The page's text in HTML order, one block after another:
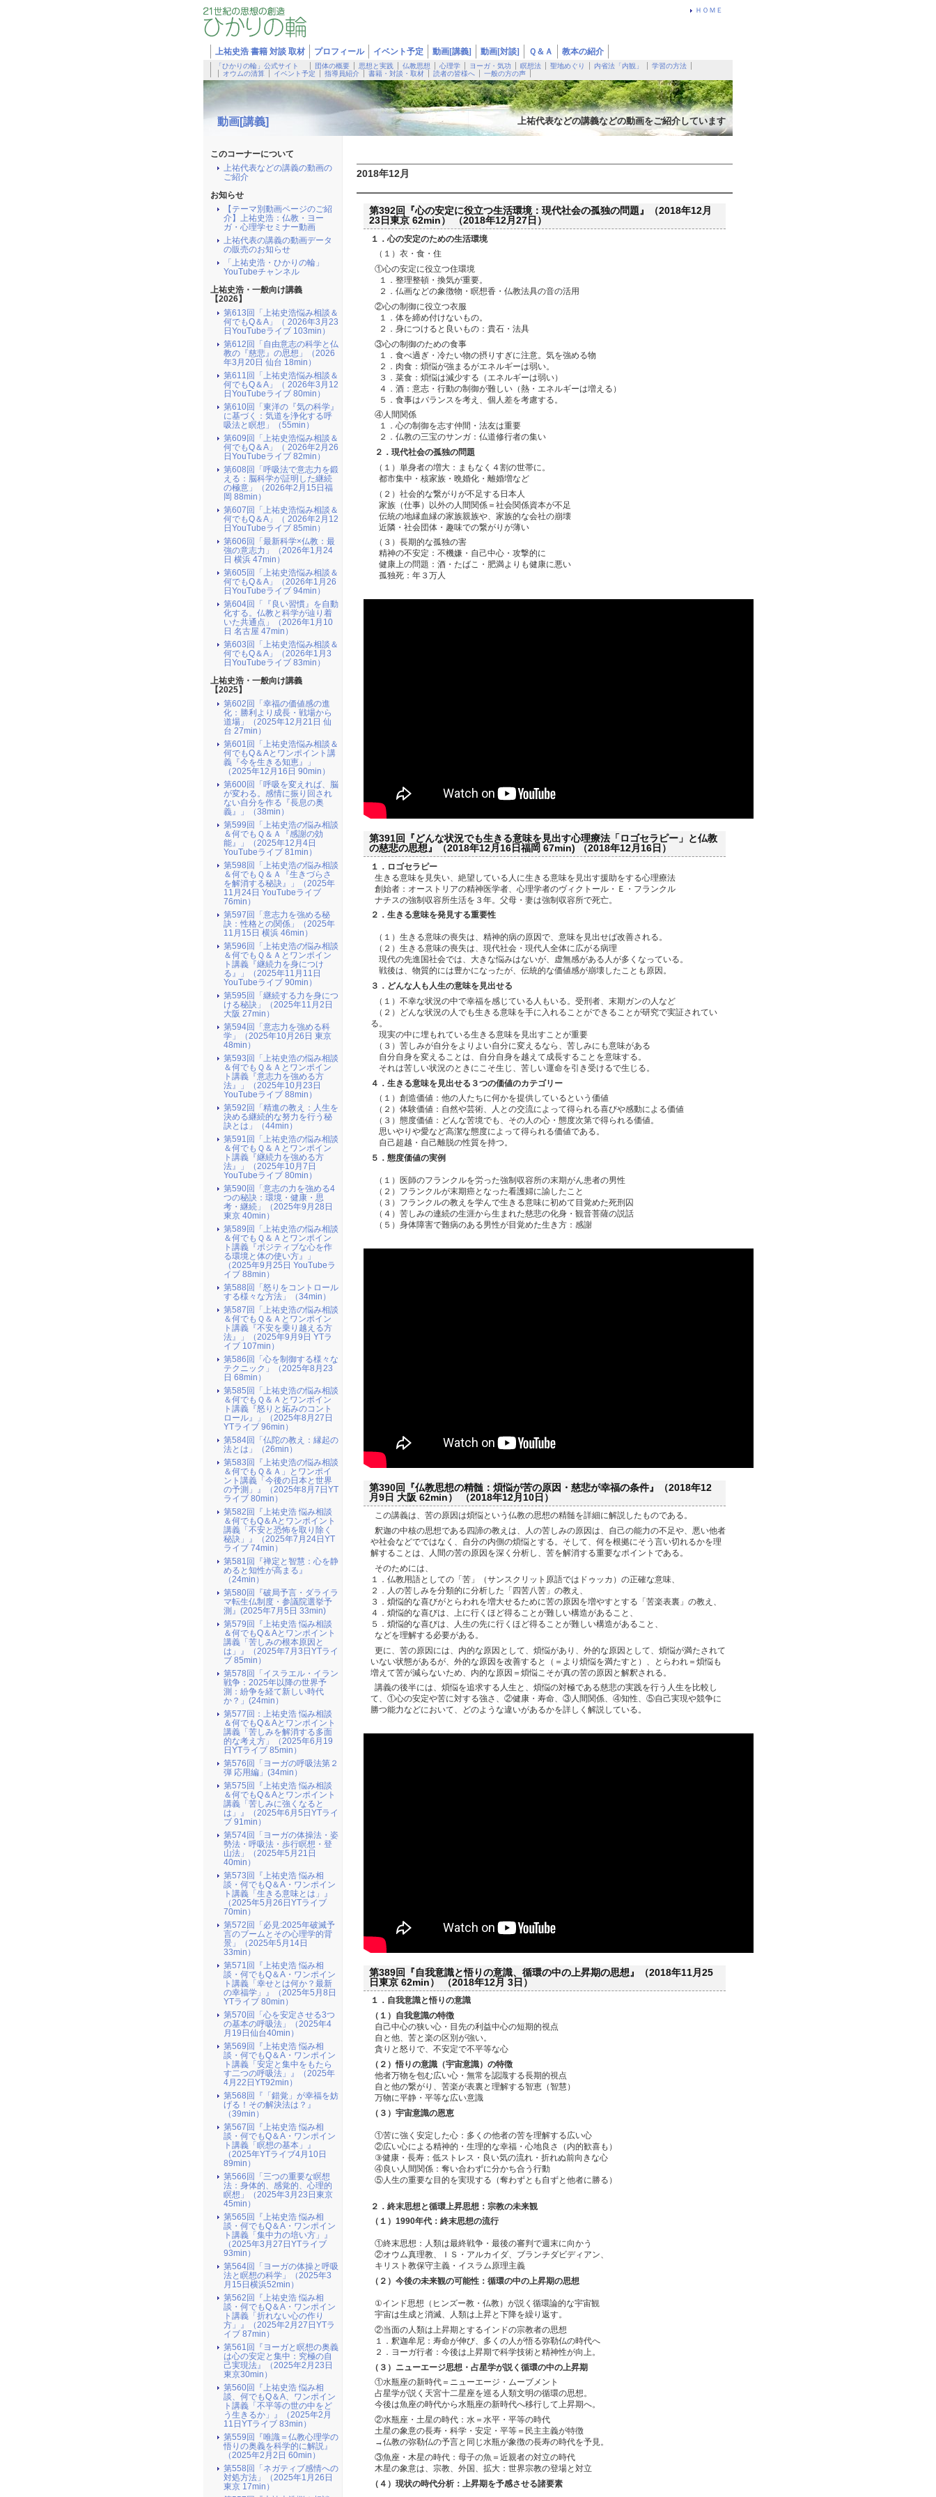
ＨＯＭＥ
上祐史浩 書籍 対談 取材 プロフィール イベント予定 動画[講義] 動画[対談] Ｑ＆Ａ 教本の紹介
「ひかりの輪」公式サイト 団体の概要 思想と実践 仏教思想 心理学 ヨーガ・気功 瞑想法 聖地めぐり 内省法「内観」
学習の方法
オウムの清算
イベント予定 指導員紹介 書籍・対談・取材 読者の皆様へ 一般の方の声
動画[講義] 上祐代表などの講義などの動画をご紹介しています
2018年12月
第392回『心の安定に役立つ生活環境：現代社会の孤独の問題』（2018年12月
23日東京 62min） （2018年12月27日）
１．心の安定のための生活環境
（１）衣・食・住
①心の安定に役立つ住環境
１．整理整頓・換気が重要。
２．仏画などの象徴物・瞑想香・仏教法具の音の活用
②心の制御に役立つ衣服
１．体を締め付けないもの。
２．身につけると良いもの：貴石・法具
③心の制御のための食事
１．食べ過ぎ・冷たい物の摂りすぎに注意。気を強める物
２．肉食：煩悩が強まるがエネルギーは弱い。
３．菜食：煩悩は減少する（エネルギーは弱い）
４．酒：意志・行動の制御が難しい（熱・エネルギーは増える）
５．食事はバランスを考え、個人差を考慮する。
④人間関係
１．心の制御を志す仲間・法友は重要
２．仏教の三宝のサンガ：仏道修行者の集い
２．現代社会の孤独の問題
（１）単身者の増大：まもなく４割の世帯に。
都市集中・核家族・晩婚化・離婚増など
（２）社会的な繋がりが不足する日本人
家族（仕事）以外の人間関係＝社会関係資本が不足
伝統の地縁血縁の家族親族や、家族的な会社の崩壊
近隣・社会団体・趣味での繋がりが薄い
（３）長期的な孤独の害
精神の不安定：不機嫌・自己中心・攻撃的に
健康上の問題：酒・たばこ・肥満よりも健康に悪い
孤独死：年３万人
第391回『どんな状況でも生きる意味を見出す心理療法「ロゴセラピー」と仏教
の慈悲の思想』（2018年12月16日福岡 67min) （2018年12月16日）
１．ロゴセラピー
生きる意味を見失い、絶望している人に生きる意味を見出す援助をする心理療法
創始者：オーストリアの精神医学者、心理学者のヴィクトール・Ｅ・フランクル
ナチスの強制収容所生活を３年。父母・妻は強制収容所で死亡。
２．生きる意味を発見する重要性
（１）生きる意味の喪失は、精神的病の原因で、意味を見出せば改善される。
（２）生きる意味の喪失は、現代社会・現代人全体に広がる病理
現代の先進国社会では、大きな悩みはないが、虚無感がある人が多くなっている。
戦後は、物質的には豊かになったが、伝統的な価値感が崩壊したことも原因。
３．どんな人も人生の意味を見出せる
（１）不幸な状況の中で幸福を感じている人もいる。受刑者、末期ガンの人など
（２）どんな状況の人でも生きる意味を手に入れることができることが研究で実証されてい
る。
現実の中に埋もれている生きる意味を見出すことが重要
（３）苦しみが自分をよりよい自分に変えるなら、苦しみにも意味がある
自分自身を変えることは、自分自身を越えて成長することを意味する。
それは苦しい状況のときにこそ生じ、苦しい運命を引き受けるで生じる。
４．生きる意味を見出せる３つの価値のカテゴリー
（１）創造価値：他の人たちに何かを提供しているという価値
（２）体験価値：自然や芸術、人との交流によって得られる喜びや感動による価値
（３）態度価値：どんな苦境でも、その人の心・態度次第で得られる価値。
思いやりや愛など高潔な態度によって得られる価値である。
自己超越・自己離脱の性質を持つ。
５．態度価値の実例
（１）医師のフランクルを労った強制収容所の末期がん患者の男性
（２）フランクルが末期癌となった看護婦に諭したこと
（３）フランクルの教えを学んで生きる意味に初めて目覚めた死刑囚
（４）苦しみの連続の生涯から生まれた慈悲の化身・観音菩薩の説話
（５）身体障害で難病のある男性が目覚めた生き方：感謝
第390回『仏教思想の精髄：煩悩が苦の原因・慈悲が幸福の条件』（2018年12
月9日 大阪 62min） （2018年12月10日）
この講義は、苦の原因は煩悩という仏教の思想の精髄を詳細に解説したものである。
釈迦の中核の思想である四諦の教えは、人の苦しみの原因は、自己の能力の不足や、悪い他者
や社会などでではなく、自分の内側の煩悩とする。そして、何を根拠にそう言い切れるかを理
解することは、人間の苦の原因を深く分析し、苦を解消する重要なポイントである。
そのためには、
１．仏教用語としての「苦」（サンスクリット原語ではドゥッカ）の正確な意味、
２．人の苦しみを分類的に分析した「四苦八苦」の教え、
３．煩悩的な喜びがとらわれを増大せるために苦の原因を増やすとする「苦楽表裏」の教え、
４．煩悩的な喜びは、上に行くほど得ることが難しい構造があること、
５．煩悩的な喜びは、人生の先に行くほど得ることが難しい構造があること、
などを理解する必要がある。
更に、苦の原因には、内的な原因として、煩悩があり、外的な原因として、煩悩が満たされて
いない状態があるが、外的な原因を改善すると（＝より煩悩を満たすと）、とらわれ＝煩悩も
増えて苦が減らないため、内的な原因＝煩悩こそが真の苦の原因と解釈される。
講義の後半には、煩悩を追求する人生と、煩悩の対極である慈悲の実践を行う人生を比較し
て、①心の安定や苦に対する強さ、②健康・寿命、③人間関係、④知性、⑤自己実現や競争に
勝つ能力などにおいて、どのような違いがあるかを詳しく解説している。
第389回『自我意識と悟りの意識、循環の中の上昇期の思想』（2018年11月25
日東京 62min） （2018年12月 3日）
１．自我意識と悟りの意識
（１）自我意識の特徴
自己中心の狭い心・目先の利益中心の短期的視点
自と他、苦と楽の区別が強い。
貪りと怒りで、不安定で不平等な心
（２）悟りの意識（宇宙意識）の特徴
他者万物を包む広い心・無常を認識する長期的視点
自と他の繋がり、苦楽が表裏と理解する智恵（智慧）
万物に平静・平等な広い意識
（３）宇宙意識の恩恵
①苦に強く安定した心：多くの他者の苦を理解する広い心
②広い心による精神的・生理的な幸福・心地良さ（内的歓喜も）
③健康・長寿：低ストレス・良い気の流れ・折れぬ前向きな心
④良い人間関係：奪い合わずに分かち合う行動
⑤人生の重要な目的を実現する（奪わずとも自ずと他者に勝る）
２．終末思想と循環上昇思想：宗教の未来観
（１）1990年代：終末思想の流行
①終末思想：人類は最終戦争・最後の審判で週末に向かう
②オウム真理教、ＩＳ・アルカイダ、ブランチダビディアン、
キリスト教保守主義・イスラム原理主義
（２）今後の未来観の可能性：循環の中の上昇期の思想
①インド思想（ヒンズー教・仏教）が説く循環論的な宇宙観
宇宙は生成と消滅、人類は上昇と下降を繰り返す。
②当面の人類は上昇期とするインドの宗教者の思想
１．釈迦牟尼：寿命が伸び、多くの人が悟る弥勒仏の時代へ
２．ヨーガ行者：今後は上昇期で科学技術と精神性が向上。
（３）ニューエージ思想・占星学が説く循環の中の上昇期
①水瓶座の新時代＝ニューエージ・ムーブメント
占星学が説く天宮十二星座を巡る人類文明の循環の思想。
今後は魚座の時代から水瓶座の新時代へ移行して上昇期へ。
②水瓶座・土星の時代：水＝水平・平等の時代
土星の象意の長寿・科学・安定・平等＝民主主義が特徴
→仏教の弥勒仏の予言と同じ水瓶が象徴の長寿の時代を予見。
③魚座・木星の時代：母子の魚＝近親者の対立の時代
木星の象意は、宗教、外国、拡大：世界宗教の登場と対立
（４）現状の時代分析：上昇期を予感させる諸要素
このコーナーについて
上祐代表などの講義の動画の
ご紹介
お知らせ
【テーマ別動画ページのご紹
介】上祐史浩：仏教・ヨー
ガ・心理学セミナー動画
上祐代表の講義の動画データ
の販売のお知らせ
「上祐史浩・ひかりの輪」
YouTubeチャンネル
上祐史浩・一般向け講義
【2026】
第613回「上祐史浩悩み相談＆
何でもQ＆A」（ 2026年3月23
日YouTubeライブ 103min）
第612回「自由意志の科学と仏
教の『慈悲』の思想」（2026
年3月20日 仙台 18min）
第611回「上祐史浩悩み相談＆
何でもQ＆A」（ 2026年3月12
日YouTubeライブ 80min）
第610回「東洋の『気の科学』
に基づく：気道を浄化する呼
吸法と瞑想」（55min）
第609回「上祐史浩悩み相談＆
何でもQ＆A」（ 2026年2月26
日YouTubeライブ 82min）
第608回「呼吸法で意志力を鍛
える：脳科学が証明した継続
の極意」（2026年2月15日福
岡 88min）
第607回「上祐史浩悩み相談＆
何でもQ＆A」（ 2026年2月12
日YouTubeライブ 85min）
第606回「最新科学×仏教：最
強の意志力」（2026年1月24
日 横浜 47min）
第605回「上祐史浩悩み相談＆
何でもQ＆A」（2026年1月26
日YouTubeライブ 94min）
第604回「『良い習慣』を自動
化する。仏教と科学が辿り着
いた共通点」（2026年1月10
日 名古屋 47min）
第603回「上祐史浩悩み相談＆
何でもQ＆A」（2026年1月3
日YouTubeライブ 83min）
上祐史浩・一般向け講義
【2025】
第602回「幸福の価値感の進
化：勝利より成長・戦場から
道場」（2025年12月21日 仙
台 27min）
第601回「上祐史浩悩み相談＆
何でもQ＆Aとワンポイント講
義『今を生きる知恵』」
（2025年12月16日 90min）
第600回「呼吸を変えれば、脳
が変わる。感情に振り回され
ない自分を作る『長息の奥
義』」（38min）
第599回「上祐史浩の悩み相談
＆何でもＱ＆Ａ『感謝の効
能』」（2025年12月4日
YouTubeライブ 81min）
第598回「上祐史浩の悩み相談
＆何でもＱ＆Ａ『生きづらさ
を解消する秘訣』​」（2025年
11月24日 YouTubeライブ
76min）
第597回「意志力を強める秘
訣：性格との関係」（2025年
11月15日 横浜 46min）
第596回「上祐史浩の悩み相談
＆何でもＱ＆Ａとワンポイン
ト講義『継続力を身につけ
る』​」（2025年11月11日
YouTubeライブ 90min）
第595回「継続する力を身につ
ける秘訣」（2025年11月2日
大阪 27min）
第594回「意志力を強める科
学」（2025年10月26日 東京
48min）
第593回「上祐史浩の悩み相談
＆何でもＱ＆Ａとワンポイン
ト講義『意志力を強める方
法』​」（2025年10月23日
YouTubeライブ 88min）
第592回「精進の教え：人生を
決める継続的な努力を行う秘
訣とは」（44min）
第591回「上祐史浩の悩み相談
＆何でもＱ＆Ａとワンポイン
ト講義『継続力を強める方
法』​」（2025年10月7日
YouTubeライブ 80min）
第590回「意志の力を強める4
つの秘訣：環境・健康・思
考・継続」（2025年9月28日
東京 40min）
第589回「上祐史浩の悩み相談
＆何でもＱ＆Ａとワンポイン
ト講義『ポジティブな心を作
る環境と体の使い方』​」
（2025年9月25日 YouTubeラ
イブ 88min）
第588回「怒りをコントロール
する様々な方法」（34min）
第587回「上祐史浩の悩み相談
＆何でもＱ＆Ａとワンポイン
ト講義『不安を乗り越える方
法』​」（2025年9月9日 YTラ
イブ 107min）
第586回「心を制御する様々な
テクニック」（2025年8月23
日 68min）
第585回「上祐史浩の悩み相談
＆何でもＱ＆Ａとワンポイン
ト講義『怒りと妬みのコント
ロール』​」（2025年8月27日
YTライブ 96min）
第584回「仏陀の教え：縁起の
法とは」（26min）
第583回『上祐史浩の悩み相談
＆何でもＱ＆Ａ」とワンポイ
ント講義「今後の日本と世界
の予測」』（2025年8月7日YT
ライブ 80min）
第582回『上祐史浩 悩み相談
＆何でもQ＆Aとワンポイント
講義「不安と恐怖を取り除く
秘訣」』（2025年7月24日YT
ライブ 74min）
第581回『禅定と智慧：心を静
めると知性が高まる』
（24min）
第580回『破局予言・ダライラ
マ転生仏制度・参議院選挙予
測』(2025年7月5日 33min)
第579回『上祐史浩 悩み相談
＆何でもQ＆Aとワンポイント
講義「苦しみの根本原因と
は」』（2025年7月3日YTライ
ブ 85min）
第578回「イスラエル・イラン
戦争：2025年以降の世界予
測：紛争を経て新しい時代
か？」(24min）
第577回：上祐史浩 悩み相談
＆何でもQ＆Aとワンポイント
講義「苦しみを解消する多面
的な考え方」（2025年6月19
日YTライブ 85min）
第576回「ヨーガの呼吸法第２
弾 応用編」(34min）
第575回『上祐史浩 悩み相談
＆何でもQ＆Aとワンポイント
講義「苦しみに強くなると
は」』（2025年6月5日YTライ
ブ 91min）
第574回「ヨーガの体操法・姿
勢法・呼吸法・歩行瞑想・登
山法」（2025年5月21日
40min）
第573回『上祐史浩 悩み相
談・何でもQ＆A・ワンポイン
ト講義「生きる意味とは」』
（2025年5月26日YTライブ
70min）
第572回「必見:2025年破滅予
言のブームとその心理学的背
景」（2025年5月14日
33min）
第571回『上祐史浩 悩み相
談・何でもQ＆A・ワンポイン
ト講義「幸せとは何か？最新
の幸福学」』（2025年5月8日
YTライブ 80min）
第570回「心を安定させる3つ
の基本の呼吸法」（2025年4
月19日仙台40min）
第569回『上祐史浩 悩み相
談・何でもQ＆A・ワンポイン
ト講義「安定と集中をもたら
す二つの呼吸法」』（2025年
4月22日YT92min）
第568回『「錯覚」が幸福を妨
げる！その解決法は？』
（39min）
第567回『上祐史浩 悩み相
談・何でもQ＆A・ワンポイン
ト講義「瞑想の基本」』
（2025年YTライブ4月10日
89min）
第566回「三つの重要な瞑想
法：身体的、感覚的、心理的
瞑想」（2025年3月23日東京
45min）
第565回『上祐史浩 悩み相
談・何でもQ＆A・ワンポイン
ト講義「集中力の培い方」』
（2025年3月27日YTライブ
93min）
第564回「ヨーガの体操と呼吸
法と瞑想の科学」（2025年3
月15日横浜52min）
第562回『上祐史浩 悩み相
談・何でもQ＆A・ワンポイン
ト講義「折れない心の作り
方」』（2025年2月27日YTラ
イブ 87min）
第561回『ヨーガと瞑想の奥義
は心の安定と集中：究極の自
己実現法』（2025年2月23日
東京30min）
第560回『上祐史浩 悩み相
談、何でもQ＆A、ワンポイン
ト講義「不平等の世の中をど
う生きるか」』（2025年2月
11日YTライブ 83min）
第559回『唯識＝仏教心理学の
悟りの奥義を科学的に解説』
（2025年2月2日 60min）
第558回「ネガティブ感情への
対処方法」（2025年1月26日
東京 17min）